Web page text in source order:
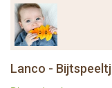
Lanco -